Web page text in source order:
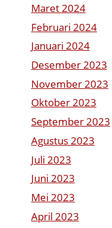
Maret 2024
Februari 2024
Januari 2024
Desember 2023
November 2023
Oktober 2023
September 2023
Agustus 2023
Juli 2023
Juni 2023
Mei 2023
April 2023